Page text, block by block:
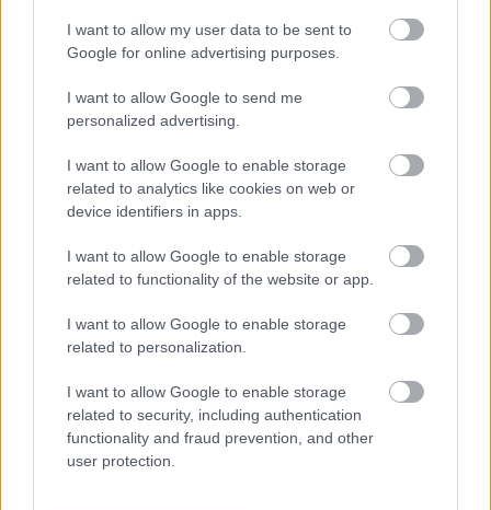
I want to allow my user data to be sent to
Google for online advertising purposes.
I want to allow Google to send me
personalized advertising.
I want to allow Google to enable storage
related to analytics like cookies on web or
device identifiers in apps.
I want to allow Google to enable storage
related to functionality of the website or app.
I want to allow Google to enable storage
related to personalization.
I want to allow Google to enable storage
related to security, including authentication
functionality and fraud prevention, and other
user protection.
EZEK IS ÉRDEKELHETNEK